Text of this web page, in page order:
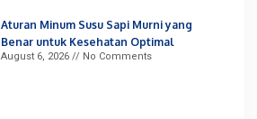
Aturan Minum Susu Sapi Murni yang
Benar untuk Kesehatan Optimal
August 6, 2026 No Comments